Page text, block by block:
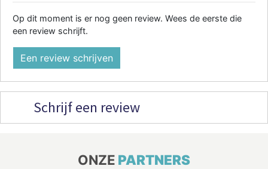
Op dit moment is er nog geen review. Wees de eerste die
een review schrijft.
Een review schrijven
Schrijf een review
ONZE PARTNERS